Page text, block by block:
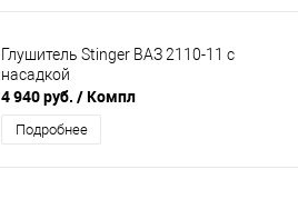
Глушитель Stinger ВАЗ 2110-11 с
насадкой
4 940 руб. / Компл
Подробнее